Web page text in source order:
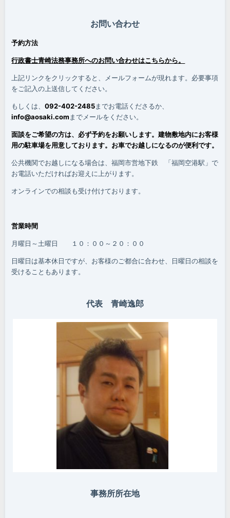
お問い合わせ
予約方法
行政書士青崎法務事務所へのお問い合わせはこちらから。
上記リンクをクリックすると、メールフォームが現れます。必要事項
をご記入の上送信してください。
もしくは、092-402-2485までお電話くださるか、
info@aosaki.com までメールをください。
面談をご希望の方は、必ず予約をお願いします。建物敷地内にお客様
用の駐車場を用意しております。お車でお越しになるのが便利です。
公共機関でお越しになる場合は、福岡市営地下鉄 「福岡空港駅」で
お電話いただければお迎えに上がります。
オンラインでの相談も受け付けております。
営業時間
月曜日～土曜日 １０：００～２０：００
日曜日は基本休日ですが、お客様のご都合に合わせ、日曜日の相談を
受けることもあります。
代表 青崎逸郎
事務所所在地